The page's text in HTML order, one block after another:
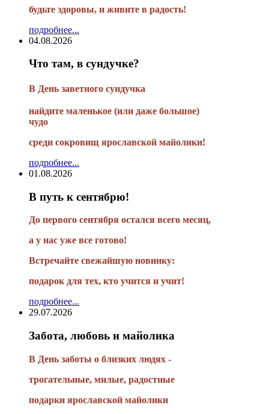
будьте здоровы, и живите в радость!
подробнее...
04.08.2026
Что там, в сундучке?
В День заветного сундучка
найдите маленькое (или даже большое)
чудо
среди сокровищ ярославской майолики!
подробнее...
01.08.2026
В путь к сентябрю!
До первого сентября остался всего месяц,
а у нас уже все готово!
Встречайте свежайшую новинку:
подарок для тех, кто учится и учит!
подробнее...
29.07.2026
Забота, любовь и майолика
В День заботы о близких людях -
трогательные, милые, радостные
подарки ярославской майолики